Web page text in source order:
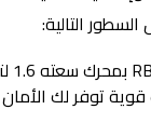
توفر لك الأمان